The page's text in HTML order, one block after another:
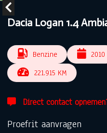
Dacia Logan 1.4
Benzine 2010
221.915 KM
Direct contact
Proefrit aanvragen